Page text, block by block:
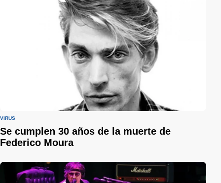
VIRUS
Se cumplen 30 años de la muerte de
Federico Moura